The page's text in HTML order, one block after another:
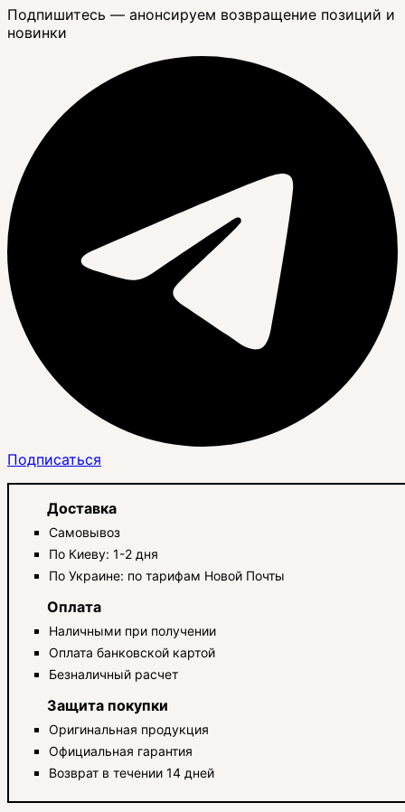
Подпишитесь — анонсируем возвращение позиций и
новинки
Подписаться
Доставка
Самовывоз
По Киеву: 1-2 дня
По Украине: по тарифам Новой Почты
Оплата
Наличными при получении
Оплата банковской картой
Безналичный расчет
Защита покупки
Оригинальная продукция
Официальная гарантия
Возврат в течении 14 дней